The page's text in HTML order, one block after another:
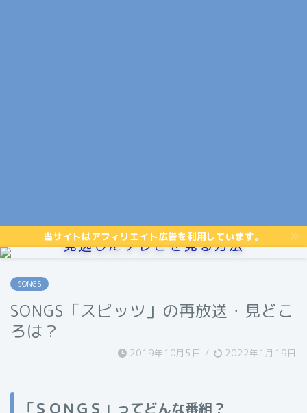
当サイトはアフィリエイト広告を利用しています。
見逃したテレビを見る方法
SONGS
SONGS「スピッツ」の再放送・見どこ
ろは？
2019年10月5日 / 2022年1月19日
「ＳＯＮＧＳ」ってどんな番組？